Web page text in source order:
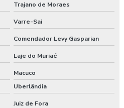
empresas
Trajano de Moraes
Varre-Sai
Comendador Levy Gasparian
Laje do Muriaé
Macuco
Uberlândia
Juiz de Fora